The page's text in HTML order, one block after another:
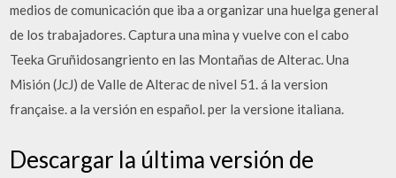
medios de comunicación que iba a organizar una huelga general
de los trabajadores. Captura una mina y vuelve con el cabo
Teeka Gruñidosangriento en las Montañas de Alterac. Una
Misión (JcJ) de Valle de Alterac de nivel 51. á la version
française. a la versión en español. per la versione italiana.
Descargar la última versión de